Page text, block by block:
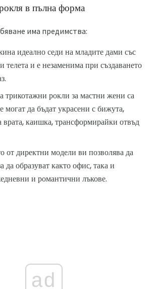
в пълна форма
има предимства:
идеално седи на младите дами със
телета и е незаменима при създаването
трикотажни рокли за мастни жени са
могат да бъдат украсени с бижута,
врата, каишка, трансформирайки отвъд
от директни модели ви позволява да
да образуват както офис, така и
и романтични лъкове.
ad